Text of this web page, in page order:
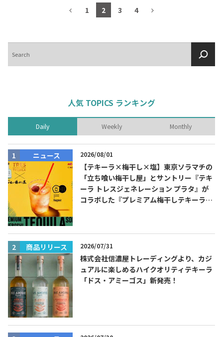
1 2 3 4
索
人気 TOPICS ランキング
Daily Weekly Monthly
ニュース 2026/08/01
【テキーラ×梅干し×塩】東京ソラマチの
「立ち喰い梅干し屋」とサントリー『テキ
ーラ トレスジェネレーション プラタ』が
コラボした『プレミアム梅干しテキーラソ
商品リリース 2026/07/31
株式会社信濃屋トレーディングより、カジ
ュアルに楽しめるハイクオリティテキーラ
「ドス・アミーゴス」新発売！